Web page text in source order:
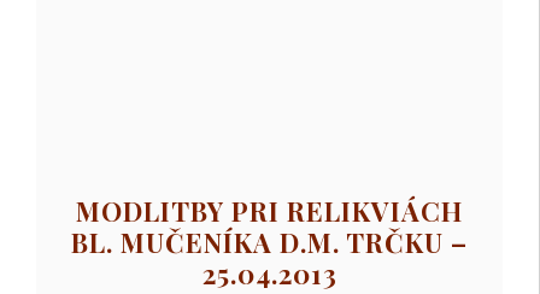
MODLITBY PRI RELIKVIÁCH
BL. MUČENÍKA D.M. TRČKU –
25.04.2013